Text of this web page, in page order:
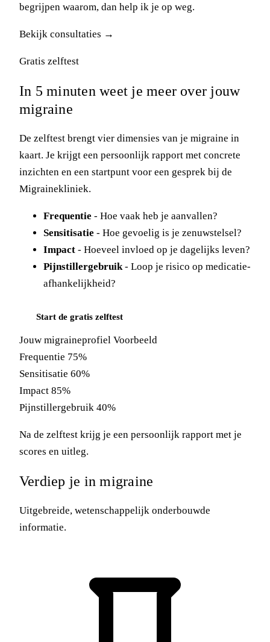
begrijpen waarom, dan help ik je op weg.
Bekijk consultaties →
Gratis zelftest
In 5 minuten weet je meer over jouw
migraine
De zelftest brengt vier dimensies van je migraine in
kaart. Je krijgt een persoonlijk rapport met concrete
inzichten en een startpunt voor een gesprek bij de
Migrainekliniek.
Frequentie - Hoe vaak heb je aanvallen?
Sensitisatie - Hoe gevoelig is je zenuwstelsel?
Impact - Hoeveel invloed op je dagelijks leven?
Pijnstillergebruik - Loop je risico op medicatie-
afhankelijkheid?
Start de gratis zelftest
Jouw migraineprofiel Voorbeeld
Frequentie 75%
Sensitisatie 60%
Impact 85%
Pijnstillergebruik 40%
Na de zelftest krijg je een persoonlijk rapport met je
scores en uitleg.
Verdiep je in migraine
Uitgebreide, wetenschappelijk onderbouwde
informatie.